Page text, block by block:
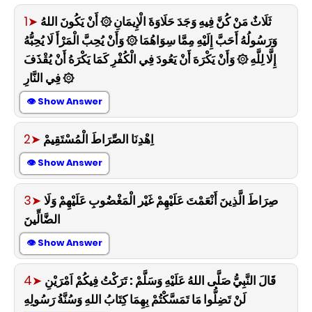
1➤ ثَلَاثٌ مَنْ كُنَّ فِيهِ وَجَدَ حَلَاوَةَ الْإِيمَانِ ۞ أَنْ يَكُونَ اللهُ
وَرَسُولُهُ أَحَبَّ إِلَيْهِ مِمَّا سِوَاهُمَا ۞ وَأَنْ يُحِبَّ الْمَرْأَ لَا يُحِبُّهُ
إِلَّا لِلَّهِ ۞ وَأَنْ يَكْرَهَ أَنْ يَعُودَ فِي الْكُفْرِ كَمَا يَكْرَهُ أَنْ يُقْذَفَ
فِي النَّارِ ۞
👁 Show Answer
2➤ اِهْدِنَا الصِّرَاطَ الْمُسْتَقِيمْ
👁 Show Answer
3➤ صِرَاطَ الَّذِينَ أَنْعَمْتَ عَلَيْهِمْ غَيْر الْمَغْضُوبِ عَلَيْهِمْ وَلَا
الضَّالِّينَ
👁 Show Answer
4➤ قَالَ النَّبِيُّ صَلَّى اللهُ عَلَيْهِ وَسَلَّمْ : تَرَكْتُ فِيكُمْ اَمْرَيْنِ
لَنْ تَضِلُّوا مَا تَمَسَّكْتُمْ بِهِمَا كِتَابُ اللهِ وَسُنَّةُ رَسُولِهِ